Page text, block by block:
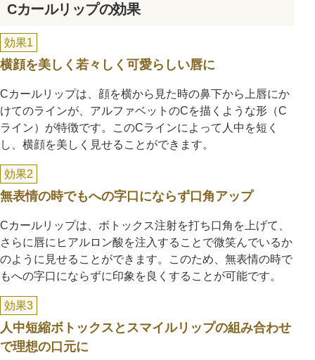
Cカールリップの効果
効果1
横顔を美しく若々しく可愛らしい唇に
Cカールリップは、顔を横から見た時の鼻下から上唇にか
けてのラインが、アルファベットのCを描くような形（C
ライン）が特徴です。このCラインによって人中を短く
し、横顔を美しく見せることができます。
効果2
無表情の時でもへの字口にならず口角アップ
Cカールリップは、ボトックス注射を打ち口角を上げて、
さらに唇にヒアルロン酸を注入することで微笑んでいるか
のように見せることができます。このため、無表情の時で
もへの字口にならずに印象を良くすることが可能です。
効果3
人中短縮ボトックスとスマイルリップの組み合わせ
で理想の口元に